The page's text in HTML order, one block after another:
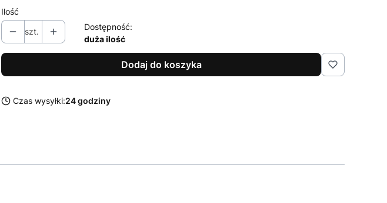
Ilość
szt.
Dostępność:
duża ilość
Dodaj do koszyka
Czas wysyłki:24 godziny